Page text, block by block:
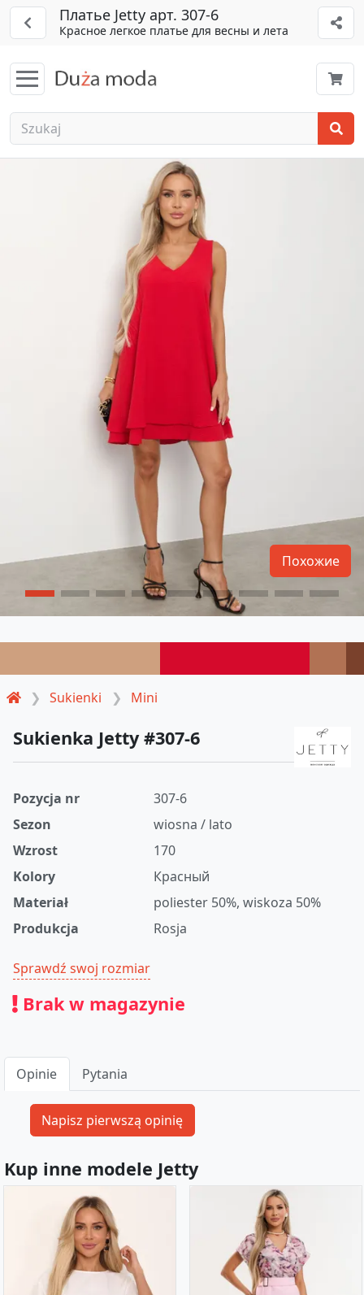
Платье Jetty арт. 307-6
Красное легкое платье для весны и лета
Sukienki Mini
Похожие
Sukienka Jetty #307-6
Pozycja nr
307-6
Sezon
wiosna / lato
Wzrost
170
Kolory
Красный
Materiał
poliester 50%, wiskoza 50%
Produkcja
Rosja
Sprawdź swoj rozmiar
Brak w magazynie
Opinie Pytania
Kup inne modele Jetty